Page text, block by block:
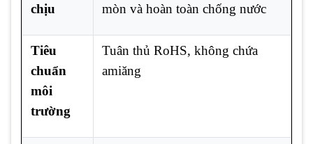
chịu
mòn và hoàn toàn chống nước
Tiêu
chuẩn
môi
trường
Tuân thủ RoHS, không chứa
amiăng